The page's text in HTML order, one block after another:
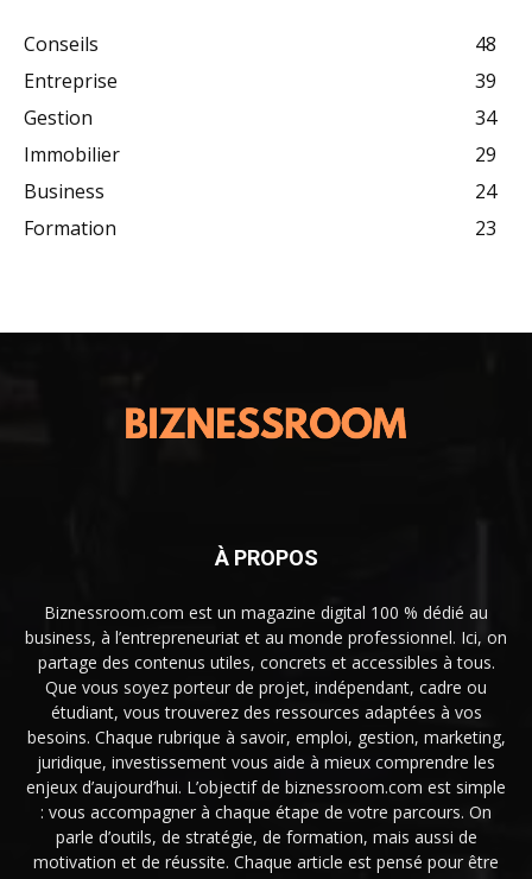
Conseils
48
Entreprise
39
Gestion
34
Immobilier
29
Business
24
Formation
23
À PROPOS
Biznessroom.com est un magazine digital 100 % dédié au
business, à l’entrepreneuriat et au monde professionnel. Ici, on
partage des contenus utiles, concrets et accessibles à tous.
Que vous soyez porteur de projet, indépendant, cadre ou
étudiant, vous trouverez des ressources adaptées à vos
besoins. Chaque rubrique à savoir, emploi, gestion, marketing,
juridique, investissement vous aide à mieux comprendre les
enjeux d’aujourd’hui. L’objectif de biznessroom.com est simple
: vous accompagner à chaque étape de votre parcours. On
parle d’outils, de stratégie, de formation, mais aussi de
motivation et de réussite. Chaque article est pensé pour être